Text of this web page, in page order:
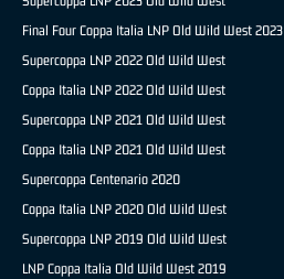
Final Four Coppa Italia LNP Old Wild West 2023
Supercoppa LNP 2022 Old Wild West
Coppa Italia LNP 2022 Old Wild West
Supercoppa LNP 2021 Old Wild West
Coppa Italia LNP 2021 Old Wild West
Supercoppa Centenario 2020
Coppa Italia LNP 2020 Old Wild West
Supercoppa LNP 2019 Old Wild West
LNP Coppa Italia Old Wild West 2019